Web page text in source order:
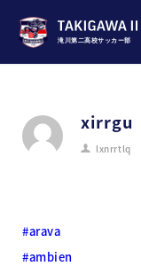
滝川第二高校サッカー部
xirrgu
lxnrrtlq
#arava
#ambien